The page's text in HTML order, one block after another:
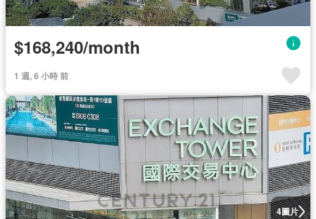
$168,240/month
1 週, 6 小時 前
4圖片